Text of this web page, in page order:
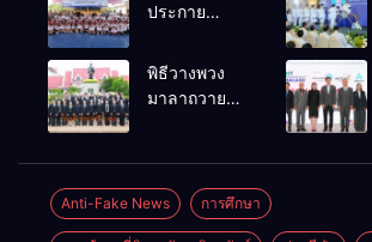
ประกาย
เยาวชน ผ่าน
พิธีวางพวง
มาลาถวาย
2569 และ
การแข่งขัน
Anti-Fake News การศึกษา